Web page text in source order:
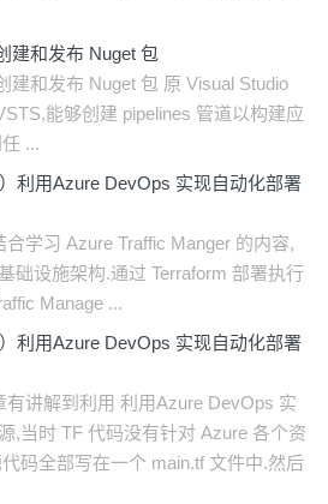
建和发布 Nuget 包
建和发布 Nuget 包 原 Visual Studio
能够创建 pipelines 管道以构建应
...
利用Azure DevOps 实现自动化部署
学习 Azure Traffic Manger 的内容,
础设施架构.通过 Terraform 部署执行
Manage ...
利用Azure DevOps 实现自动化部署
讲解到利用 利用Azure DevOps 实
,当时 TF 代码没有针对 Azure 各个资
码全部写在一个 main.tf 文件中.然后